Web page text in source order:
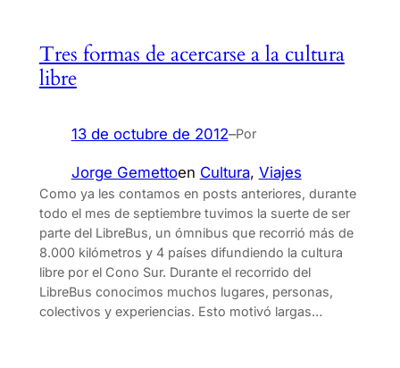
Tres formas de acercarse a la cultura
libre
13 de octubre de 2012–Por
Jorge Gemettoen Cultura, Viajes
Como ya les contamos en posts anteriores, durante
todo el mes de septiembre tuvimos la suerte de ser
parte del LibreBus, un ómnibus que recorrió más de
8.000 kilómetros y 4 países difundiendo la cultura
libre por el Cono Sur. Durante el recorrido del
LibreBus conocimos muchos lugares, personas,
colectivos y experiencias. Esto motivó largas…